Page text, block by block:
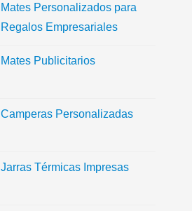
Mates Personalizados para
Regalos Empresariales
Mates Publicitarios
Camperas Personalizadas
Jarras Térmicas Impresas